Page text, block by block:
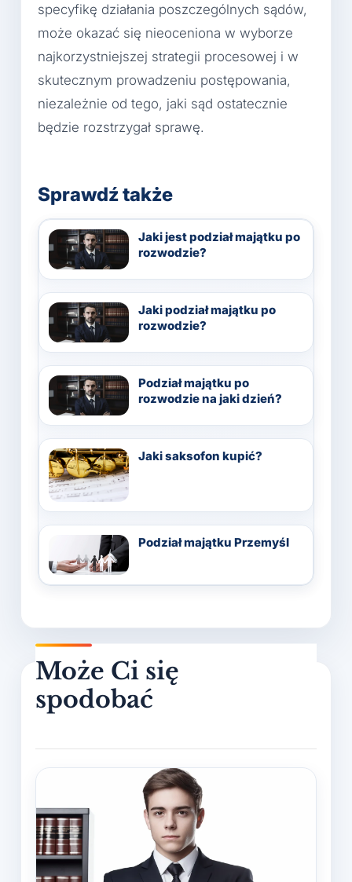
specyfikę działania poszczególnych sądów,
może okazać się nieoceniona w wyborze
najkorzystniejszej strategii procesowej i w
skutecznym prowadzeniu postępowania,
niezależnie od tego, jaki sąd ostatecznie
będzie rozstrzygał sprawę.
Sprawdź także
Jaki jest podział majątku po
rozwodzie?
Jaki podział majątku po
rozwodzie?
Podział majątku po
rozwodzie na jaki dzień?
Jaki saksofon kupić?
Podział majątku Przemyśl